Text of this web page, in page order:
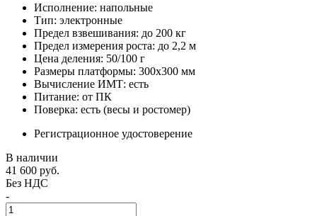
Исполнение: напольные
Тип: электронные
Предел взвешивания: до 200 кг
Предел измерения роста: до 2,2 м
Цена деления: 50/100 г
Размеры платформы: 300x300 мм
Вычисление ИМТ: есть
Питание: от ПК
Поверка: есть (весы и ростомер)
Регистрационное удостоверение
В наличии
41 600 руб.
Без НДС
-